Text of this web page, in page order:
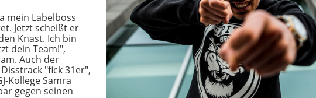
mein Labelboss
Jetzt scheißt er
Knast. Ich bin
dein Team!",
Auch der
"fick 31er",
Kollege Samra
gegen seinen